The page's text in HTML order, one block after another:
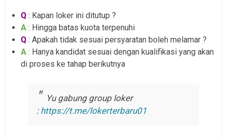
Q : Kapan loker ini ditutup ?
A : Hingga batas kuota terpenuhi
Q : Apakah tidak sesuai persyaratan boleh melamar ?
A : Hanya kandidat sesuai dengan kualifikasi yang akan
di proses ke tahap berikutnya
Yu gabung group loker
: https://t.me/lokerterbaru01